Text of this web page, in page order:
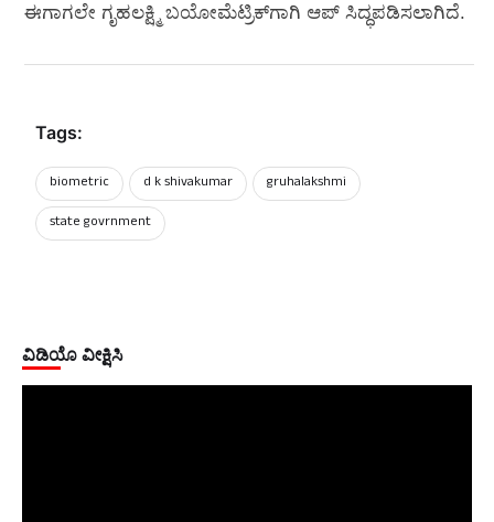
ಈಗಾಗಲೇ ಗೃಹಲಕ್ಷ್ಮಿ ಬಯೋಮೆಟ್ರಿಕ್‍ಗಾಗಿ ಆಪ್ ಸಿದ್ಧಪಡಿಸಲಾಗಿದೆ.
Tags:
biometric d k shivakumar
gruhalakshmi
state govrnment
ವಿಡಿಯೊ ವೀಕ್ಷಿಸಿ